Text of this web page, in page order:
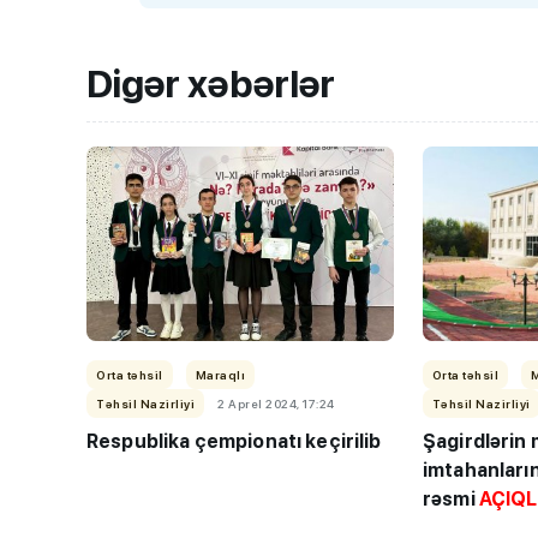
Digər xəbərlər
Orta təhsil
Maraqlı
Təhsil Nazirliyi
2 Aprel 2024, 17:24
Respublika çempionatı keçirilib
Orta təhsil
Təhsil Nazirliyi
Şagirdlərin
rəsmi
BMU-İNHA ikili
proqramına
keçirilib